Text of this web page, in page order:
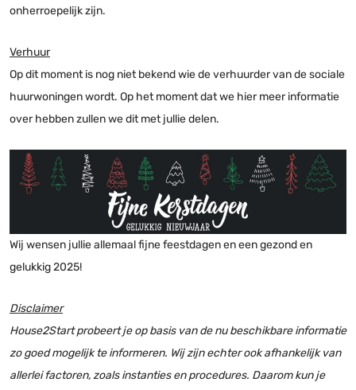
onherroepelijk zijn.
Verhuur
Op dit moment is nog niet bekend wie de verhuurder van de sociale
huurwoningen wordt. Op het moment dat we hier meer informatie
over hebben zullen we dit met jullie delen.
Wij wensen jullie allemaal fijne feestdagen en een gezond en
gelukkig 2025!
Disclaimer
House2Start probeert je op basis van de nu beschikbare informatie
zo goed mogelijk te informeren. Wij zijn echter ook afhankelijk van
allerlei factoren, zoals instanties en procedures. Daarom kun je